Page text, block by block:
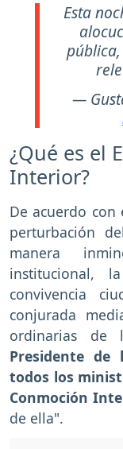
Esta
—
¿Qué es el
Interior?
De acuerdo con
perturbación
manera
institucional,
convivencia
conjurada
ordinarias de
Presidente
todos los
Conmoción
de ella".